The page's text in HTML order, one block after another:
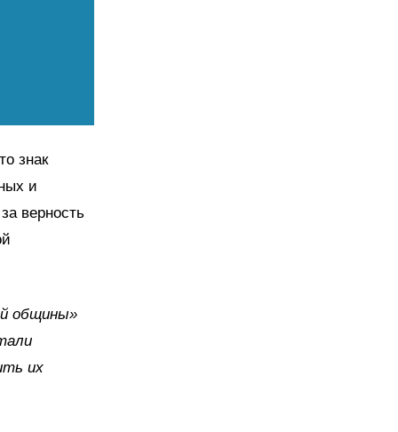
знак
и
верность
общины»
их